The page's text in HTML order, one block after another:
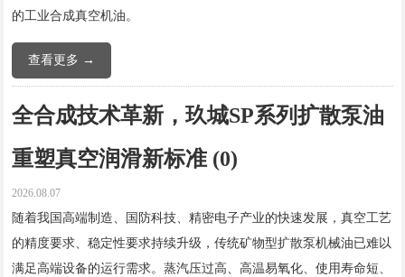
的工业合成真空机油。
查看更多 →
全合成技术革新，玖城SP系列扩散泵油
重塑真空润滑新标准 (0)
2026.08.07
随着我国高端制造、国防科技、精密电子产业的快速发展，真空工艺
的精度要求、稳定性要求持续升级，传统矿物型扩散泵机械油已难以
满足高端设备的运行需求。蒸汽压过高、高温易氧化、使用寿命短、